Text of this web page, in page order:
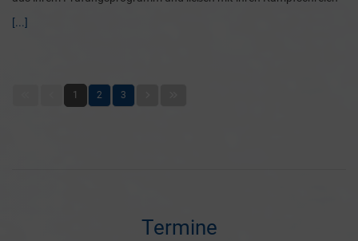
[...]
1 2 3
Termine